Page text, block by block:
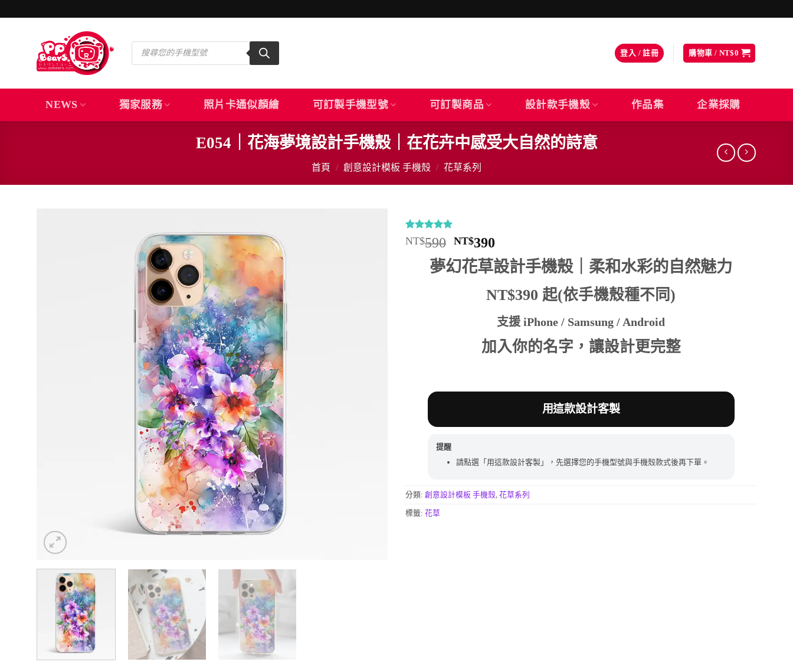
Products
search
登入 / 註冊 購物車 / NT$0
NEWS 獨家服務 照片卡通似顏繪 可訂製手機型號 可訂製商品 設計款手機殼 作品集 企業採購
E054｜花海夢境設計手機殼｜在花卉中感受大自然的詩意
首頁 / 創意設計模板 手機殼 / 花草系列
評分4.91
/ 5，已有
11
位顧客進
行評分
NT$590 原
始
價
NT$590。
NT$390
前
價
NT$390。
夢幻花草設計手機殼｜柔和水彩的自然魅力
NT$390 起(依手機殼種不同)
支援 iPhone / Samsung / Android
加入你的名字，讓設計更完整
用這款設計客製
提醒
請點選「用這款設計客製」，先選擇您的手機型號與手機殼款式後再下單。
分類: 創意設計模板 手機殼, 花草系列
標籤: 花草